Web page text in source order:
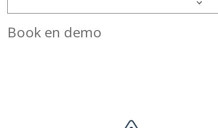
Book en demo